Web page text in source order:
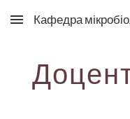
Skip to main content